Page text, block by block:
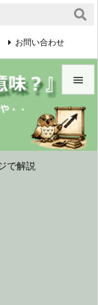
で解説


メニュ

お問い合わせ